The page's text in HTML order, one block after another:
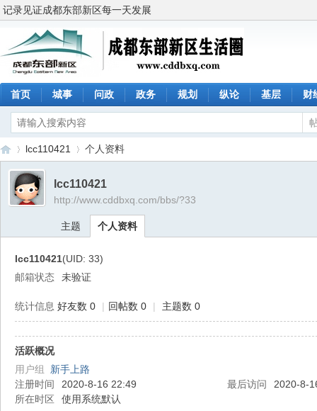
记录见证成都东部新区每一天发展
首页 城事 问政 政务 规划 纵论 基层 财
›
lcc110421 个人资料
lcc110421
http://www.cddbxq.com/bbs/?33
主题 个人资料
lcc110421(UID: 33)
邮箱状态
未验证
统计信息 好友数 0 | 回帖数 0 | 主题数 0
活跃概况
用户组 新手上路
注册时间
2020-8-16 22:49 最后访问
2020-8-
所在时区
使用系统默认